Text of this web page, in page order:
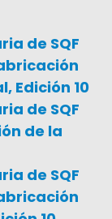
de SQF
Edición 10
de SQF
de la
de SQF